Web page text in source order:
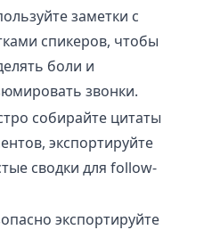
заметки с
спикеров, чтобы
боли и
звонки.
собирайте цитаты
экспортируйте
сводки для follow-
экспортируйте